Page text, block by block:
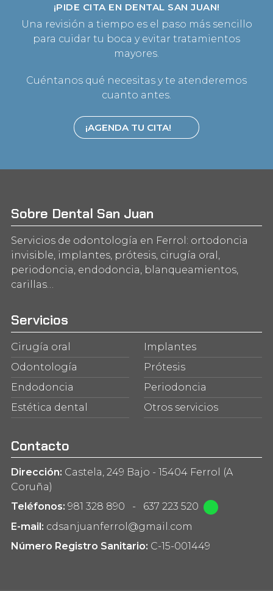
¡PIDE CITA EN DENTAL SAN JUAN!
Una revisión a tiempo es el paso más sencillo
para cuidar tu boca y evitar tratamientos
mayores.
Cuéntanos qué necesitas y te atenderemos
cuanto antes.
¡AGENDA TU CITA!
Sobre Dental San Juan
Servicios de odontología en Ferrol: ortodoncia
invisible, implantes, prótesis, cirugía oral,
periodoncia, endodoncia, blanqueamientos,
carillas…
Servicios
Cirugía oral
Implantes
Odontología
Prótesis
Endodoncia
Periodoncia
Estética dental
Otros servicios
Contacto
Dirección: Castela, 249 Bajo - 15404 Ferrol (A
Coruña)
Teléfonos: 981 328 890 -
637 223 520
E-mail: cdsanjuanferrol@gmail.com
Número Registro Sanitario: C-15-001449